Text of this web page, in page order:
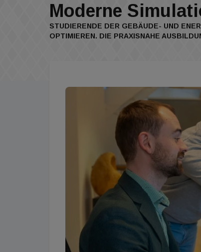
Moderne
STUDIERENDE DER GEBÄUDE- UND
OPTIMIEREN. DIE PRAXISNAHE